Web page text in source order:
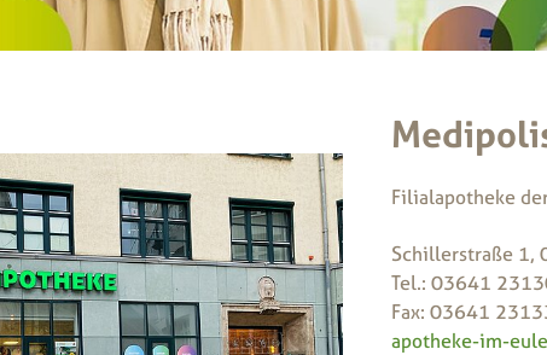
Filialapotheke
Schillerstraße 1,
Tel.: 03641
Fax: 03641
apotheke-im-